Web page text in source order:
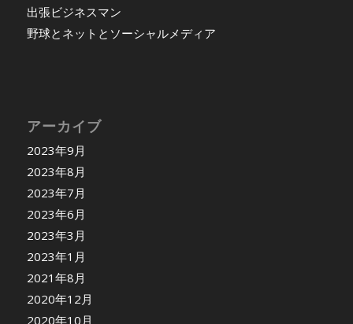
出張ビジネスマン
野球とネットとソーシャルメディア
アーカイブ
2023年9月
2023年8月
2023年7月
2023年6月
2023年3月
2023年1月
2021年8月
2020年12月
2020年10月